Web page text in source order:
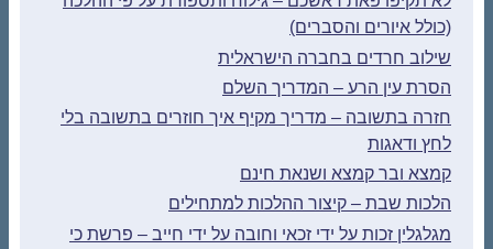
(כולל איורים והסברים)
שילוב חרדים בחברה הישראלית
הסרת עין הרע – המדריך השלם
חזרה בתשובה – מדריך מקיף איך חוזרים בתשובה בלי
לחץ ודאגות
קמצא ובר קמצא ושנאת חינם
הלכות שבת – קיצור ההלכות למתחילים
מגלגלין זכות על ידי זכאי וחובה על ידי חייב – פרשת כי